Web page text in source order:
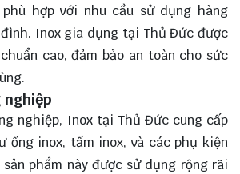
hợp với nhu cầu sử dụng hàng
Inox gia dụng tại Thủ Đức được
cao, đảm bảo an toàn cho sức
nghiệp
nghiệp, Inox tại Thủ Đức cung cấp
ống inox, tấm inox, và các phụ kiện
phẩm này được sử dụng rộng rãi